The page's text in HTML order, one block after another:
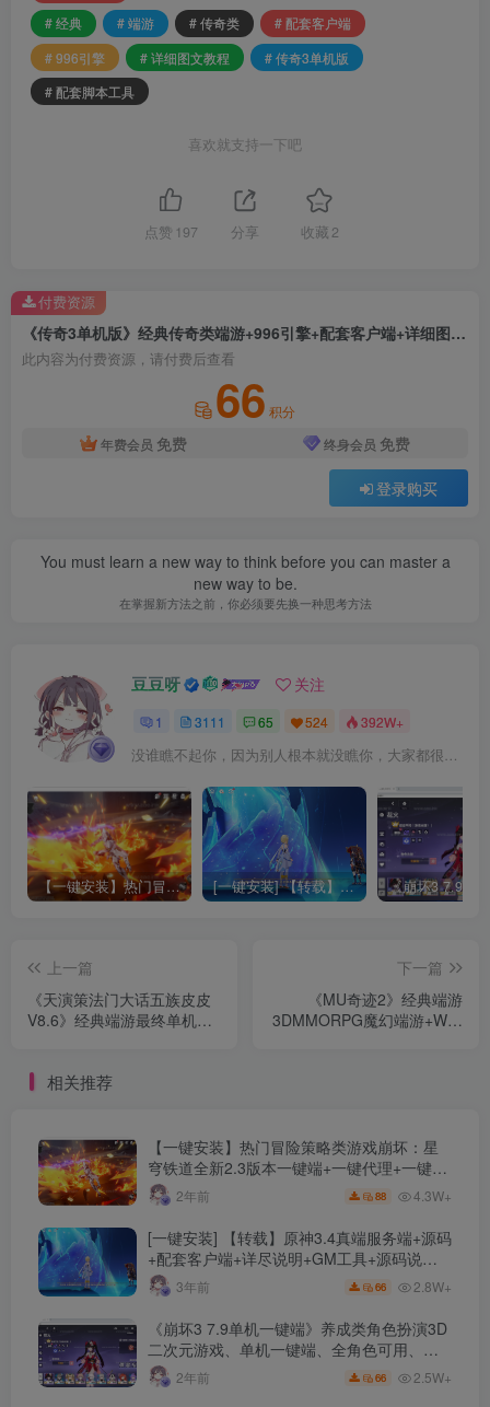
# 经典
# 端游 # 传奇类
# 配套客户端
# 996引擎
# 详细图文教程
# 传奇3单机版
# 配套脚本工具
喜欢就支持一下吧
点赞 197 分享 收藏 2
《传奇3单机版》经典传奇类端游+996引擎+配套客户端+详细图文教程+配套脚本工具
此内容为付费资源，请付费后查看
66 积分
年费会员 免费 终身会员 免费
登录购买
付费资源
You must learn a new way to think before you can master a
new way to be.
在掌握新方法之前，你必须要先换一种思考方法
豆豆呀 关注
1 3111 65 524 392W+
没谁瞧不起你，因为别人根本就没瞧你，大家都很忙的
【一键安装】热门冒险策略类游戏崩坏：星穹铁道全新2.3版本一键端+一键代理+一键启动+免虚拟机 [一键安装] 【转载】原神3.4真端服务端+源码+配套客户端+详尽说明+GM工具+源码说明文件
上一篇
《天演策法门大话五族皮皮
V8.6》经典端游最终单机精
下一篇
《MU奇迹2》经典端游
3DMMORPG魔幻端游+WIN
相关推荐
【一键安装】热门冒险策略类游戏崩坏：星
穹铁道全新2.3版本一键端+一键代理+一键启
动+免虚拟机
2年前 88 4.3W+
[一键安装] 【转载】原神3.4真端服务端+源码
+配套客户端+详尽说明+GM工具+源码说明
文件3年前 66 2.8W+
《崩坏3 7.9单机一键端》养成类角色扮演3D
二次元游戏、单机一键端、全角色可用、无
限资源、附带保姆级安装教程
2年前 66 2.5W+